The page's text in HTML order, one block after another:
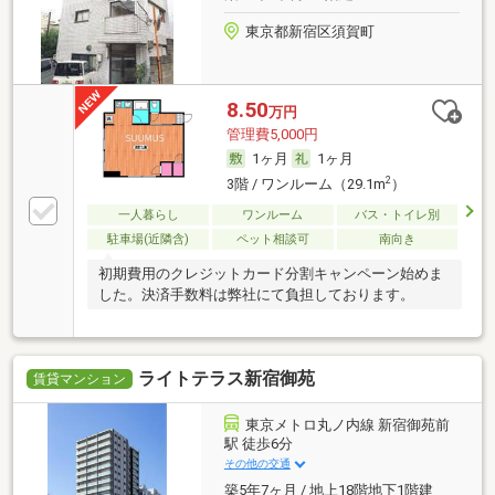
東京都新宿区須賀町
8.50万円
管理費5,000円
1ヶ月
1ヶ月
3階 / ワンルーム（29.1m2）
一人暮らし ワンルーム
バス・トイレ別
駐車場(近隣含)
ペット相談可 南向き
初期費用のクレジットカード分割キャンペーン始めま
した。決済手数料は弊社にて負担しております。
賃貸マンション ライトテラス新宿御苑
東京メトロ丸ノ内線 新宿御苑前
駅 徒歩6分
その他の交通
築5年7ヶ月 / 地上18階地下1階建